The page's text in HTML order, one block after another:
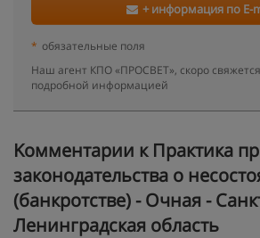
+ информация по E-
* обязательные поля
Наш агент КПО «ПРОСВЕТ», скоро
подробной информацией
Kомментарии к Практика
законодательства о
(банкротстве) - Очная -
Ленинградская область